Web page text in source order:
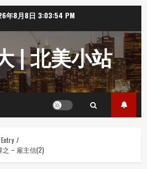
年8月8日 3:03:55 PM
| 北美小站
之 – 雇主信(2)